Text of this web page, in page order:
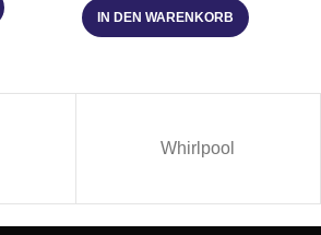
07
07
IN DEN WARENKORB
Whirlpool